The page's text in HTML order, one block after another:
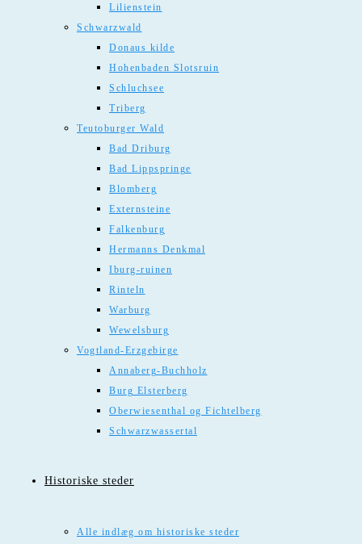
Lilienstein
Schwarzwald
Donaus kilde
Hohenbaden Slotsruin
Schluchsee
Triberg
Teutoburger Wald
Bad Driburg
Bad Lippspringe
Blomberg
Externsteine
Falkenburg
Hermanns Denkmal
Iburg-ruinen
Rinteln
Warburg
Wewelsburg
Vogtland-Erzgebirge
Annaberg-Buchholz
Burg Elsterberg
Oberwiesenthal og Fichtelberg
Schwarzwassertal
Historiske steder
Alle indlæg om historiske steder